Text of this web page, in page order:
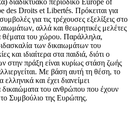
des Droits et Libertés. Πρόκειται για
για τις τρέχουσες εξελίξεις στο
αλλά και θεωρητικές μελέτες
θέματα του χώρου. Παράλληλα,
των δικαιωμάτων του
και ιδιαίτερα στα παιδιά, διότι ο
στην πράξη είναι κυρίως στάση ζωής
Με βάση αυτή τη θέση, το
και έχει διανείμει
δικαιώματα του ανθρώπου που έχουν
Συμβούλιο της Ευρώπης.